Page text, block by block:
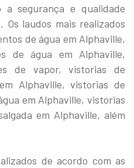
a segurança e qualidade
Os laudos mais realizados
de água em Alphaville,
de água em Alphaville,
de vapor, vistorias de
Alphaville, vistorias de
em Alphaville, vistorias
em Alphaville, além
de acordo com as